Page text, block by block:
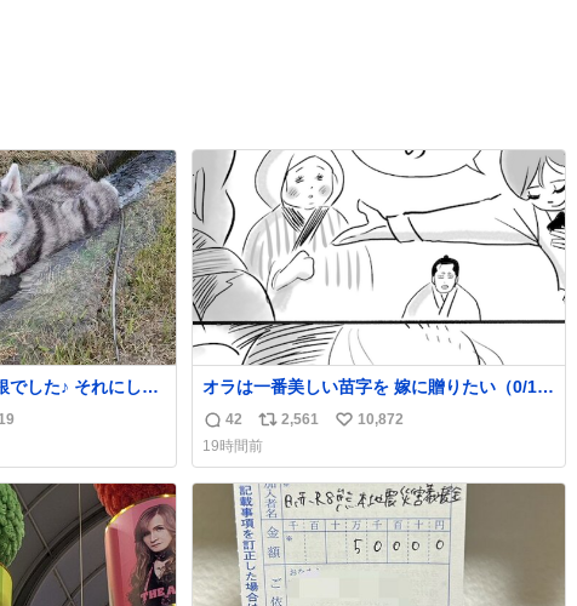
それにして
く入っていられる
オラは一番美しい苗字を 嫁に贈りたい（0/16)
#コルクマンガ専科
返
信
数
42
リ
ポ
ス
ト
数
2,561
い
ね
数
10,872
19時間前